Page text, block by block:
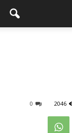
2046
0